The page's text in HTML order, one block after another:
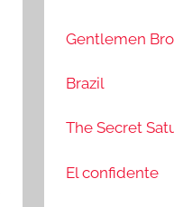
:Gentlemen
Brazil
The Secret
El confidente